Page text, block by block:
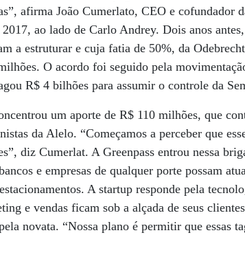
afirma João Cumerlato, CEO e cofundador
ao lado de Carlo Andrey. Dois anos
a estruturar e cuja fatia de 50%, da
O acordo foi seguido pela
R$ 4 bilhões para assumir o controle da
um aporte de R$ 110 milhões, que
da Alelo. “Começamos a perceber que
diz Cumerlat. A Greenpass entrou nessa
e empresas de qualquer porte possam
A startup responde pela
e vendas ficam sob a alçada de seus
novata. “Nossa plano é permitir que essas